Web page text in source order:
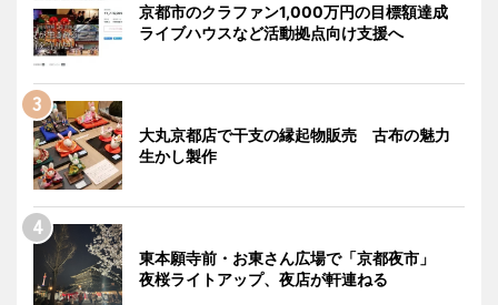
京都市のクラファン1,000万円の目標額達成
ライブハウスなど活動拠点向け支援へ
大丸京都店で干支の縁起物販売 古布の魅力
生かし製作
東本願寺前・お東さん広場で「京都夜市」
夜桜ライトアップ、夜店が軒連ねる